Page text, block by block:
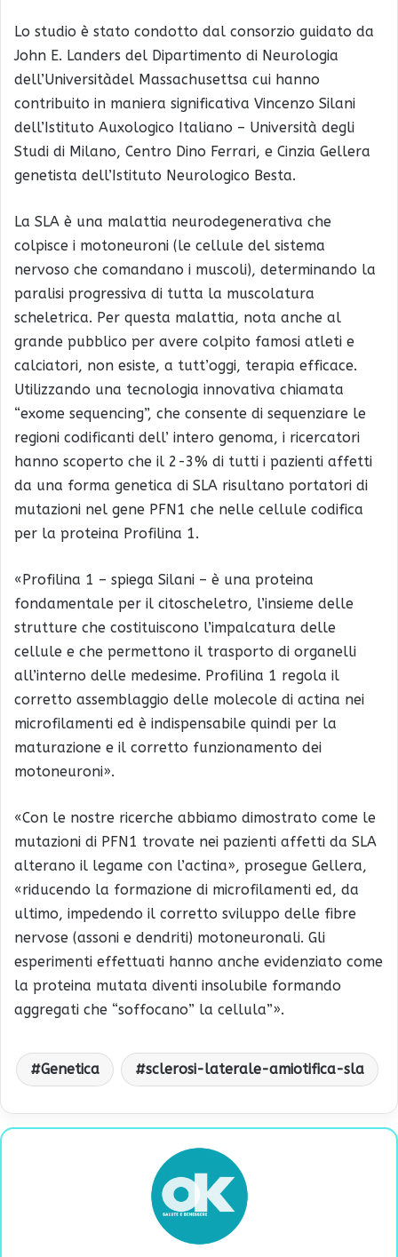
Lo studio è stato condotto dal consorzio guidato da
John E. Landers del Dipartimento di Neurologia
dell’Universitàdel Massachusettsa cui hanno
contribuito in maniera significativa Vincenzo Silani
dell’Istituto Auxologico Italiano – Università degli
Studi di Milano, Centro Dino Ferrari, e Cinzia Gellera
genetista dell’Istituto Neurologico Besta.
La SLA è una malattia neurodegenerativa che
colpisce i motoneuroni (le cellule del sistema
nervoso che comandano i muscoli), determinando la
paralisi progressiva di tutta la muscolatura
scheletrica. Per questa malattia, nota anche al
grande pubblico per avere colpito famosi atleti e
calciatori, non esiste, a tutt’oggi, terapia efficace.
Utilizzando una tecnologia innovativa chiamata
“exome sequencing”, che consente di sequenziare le
regioni codificanti dell’ intero genoma, i ricercatori
hanno scoperto che il 2-3% di tutti i pazienti affetti
da una forma genetica di SLA risultano portatori di
mutazioni nel gene PFN1 che nelle cellule codifica
per la proteina Profilina 1.
«Profilina 1 – spiega Silani – è una proteina
fondamentale per il citoscheletro, l’insieme delle
strutture che costituiscono l’impalcatura delle
cellule e che permettono il trasporto di organelli
all’interno delle medesime. Profilina 1 regola il
corretto assemblaggio delle molecole di actina nei
microfilamenti ed è indispensabile quindi per la
maturazione e il corretto funzionamento dei
motoneuroni».
«Con le nostre ricerche abbiamo dimostrato come le
mutazioni di PFN1 trovate nei pazienti affetti da SLA
alterano il legame con l’actina», prosegue Gellera,
«riducendo la formazione di microfilamenti ed, da
ultimo, impedendo il corretto sviluppo delle fibre
nervose (assoni e dendriti) motoneuronali. Gli
esperimenti effettuati hanno anche evidenziato come
la proteina mutata diventi insolubile formando
aggregati che “soffocano” la cellula”».
Genetica sclerosi-laterale-amiotifica-sla